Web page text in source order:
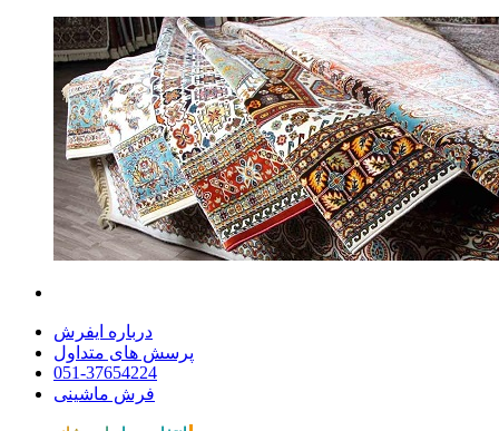
درباره ایفرش
پرسش های متداول
051-37654224
فرش ماشینی